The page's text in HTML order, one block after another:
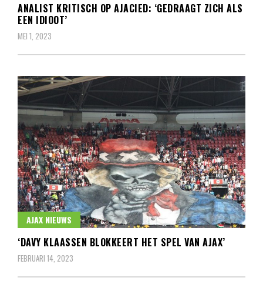
ANALIST KRITISCH OP AJACIED: ‘GEDRAAGT ZICH ALS
EEN IDIOOT’
MEI 1, 2023
AJAX NIEUWS
‘DAVY KLAASSEN BLOKKEERT HET SPEL VAN AJAX’
FEBRUARI 14, 2023